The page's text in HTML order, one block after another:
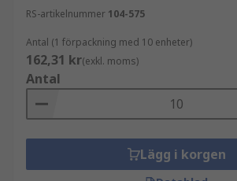
RS-artikelnummer 104-575
Antal (1 förpackning med 10 enheter)
162,31 kr(exkl. moms)
Antal
Lägg i korgen